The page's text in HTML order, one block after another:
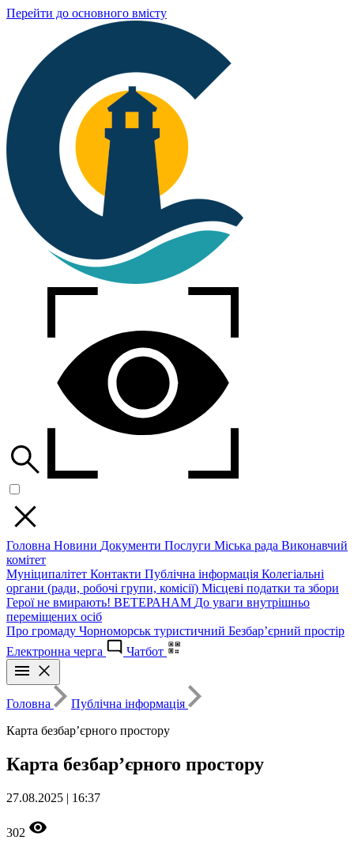
Перейти до основного вмісту
Головна Новини Документи Послуги Міська рада Виконавчий
комітет
Муніципалітет Контакти Публічна інформація Колегіальні
органи (ради, робочі групи, комісії) Місцеві податки та збори
Герої не вмирають! ВЕТЕРАНАМ До уваги внутрішньо
переміщених осіб
Про громаду Чорноморськ туристичний Безбар’єрний простір
Електронна черга
Чатбот
Головна
Публічна інформація
Карта безбар’єрного простору
Карта безбар’єрного простору
27.08.2025 | 16:37
302